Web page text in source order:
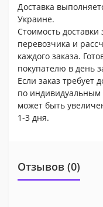
Доставка
Украине.
Стоимость
перевозчика и
каждого заказа.
покупателю в день
Если заказ требует
по индивидуальным
может быть
1-3 дня.
Отзывов (0)